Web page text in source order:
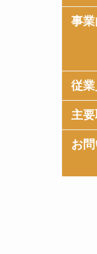
事
従
主
お